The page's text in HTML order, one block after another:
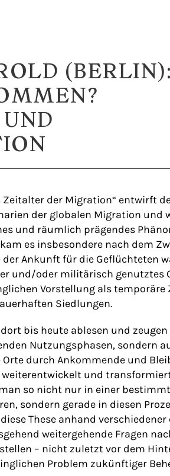
Zeitalter der Migration“ entwirft
der globalen Migration und
und räumlich prägendes
es insbesondere nach dem
Ankunft für die Geflüchteten
und/oder militärisch genutztes
Vorstellung als temporäre
Siedlungen.
bis heute ablesen und
Nutzungsphasen, sondern
durch Ankommende und
und
so nicht nur in einer
sondern gerade in diesen
These anhand
weitergehende Fragen
– nicht zuletzt vor dem
Problem zukünftiger